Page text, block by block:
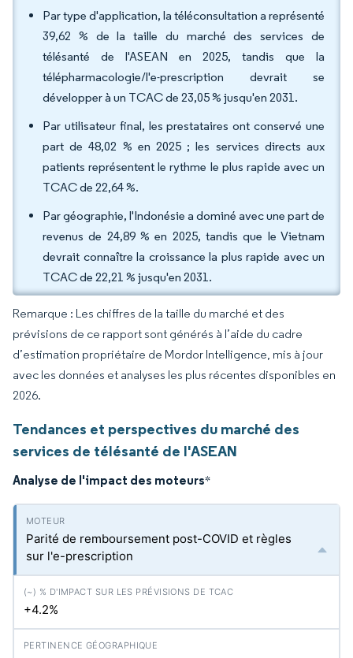
Par type d'application, la téléconsultation a représenté
39,62 % de la taille du marché des services de
télésanté de l'ASEAN en 2025, tandis que la
télépharmacologie/l'e-prescription devrait se
développer à un TCAC de 23,05 % jusqu'en 2031.
Par utilisateur final, les prestataires ont conservé une
part de 48,02 % en 2025 ; les services directs aux
patients représentent le rythme le plus rapide avec un
TCAC de 22,64 %.
Par géographie, l'Indonésie a dominé avec une part de
revenus de 24,89 % en 2025, tandis que le Vietnam
devrait connaître la croissance la plus rapide avec un
TCAC de 22,21 % jusqu'en 2031.
Remarque : Les chiffres de la taille du marché et des
prévisions de ce rapport sont générés à l’aide du cadre
d’estimation propriétaire de Mordor Intelligence, mis à jour
avec les données et analyses les plus récentes disponibles en
2026.
Tendances et perspectives du marché des
services de télésanté de l'ASEAN
Analyse de l'impact des moteurs*
Parité de remboursement post-COVID et règles
sur l'e-prescription
+4.2%